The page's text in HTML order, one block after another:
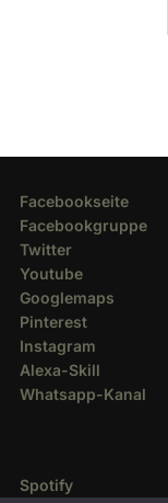
Facebookseite
Facebookgruppe
Twitter
Youtube
Googlemaps
Pinterest
Instagram
Alexa-Skill
Whatsapp-Kanal
Spotify